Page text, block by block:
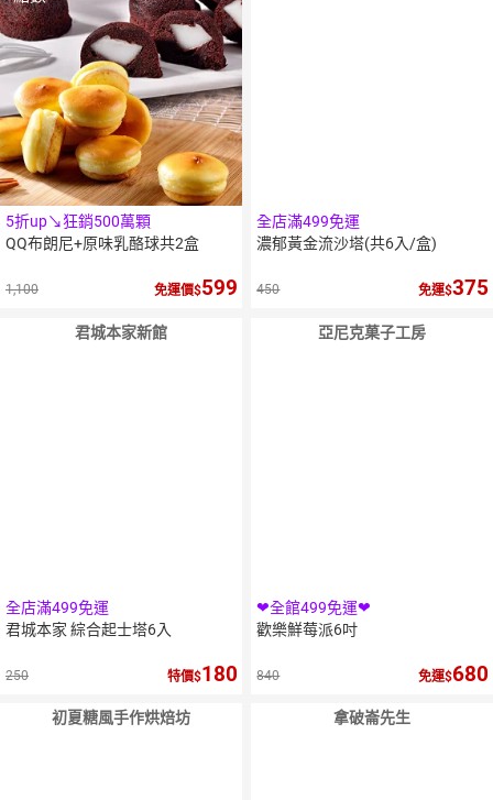
5折up↘狂銷500萬顆
QQ布朗尼+原味乳酪球共2盒
1,100 免運價 599
全店滿499免運
濃郁黃金流沙塔(共6入/盒)
450 免運 375
君城本家新館
全店滿499免運
君城本家 綜合起士塔6入
250 特價 180
亞尼克菓子工房
❤全館499免運❤
歡樂鮮莓派6吋
840 免運 680
初夏糖風手作烘焙坊 拿破崙先生